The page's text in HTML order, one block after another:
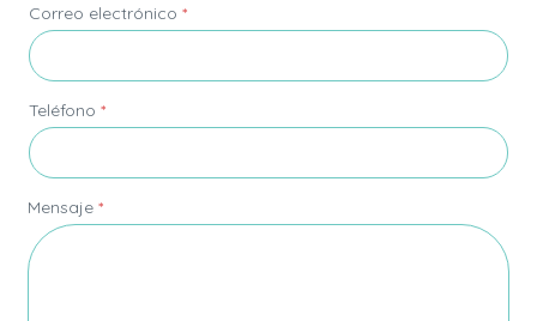
e
o
C
o
r
e
o
Correo electrónico*
Teléfono*
Mensaje*